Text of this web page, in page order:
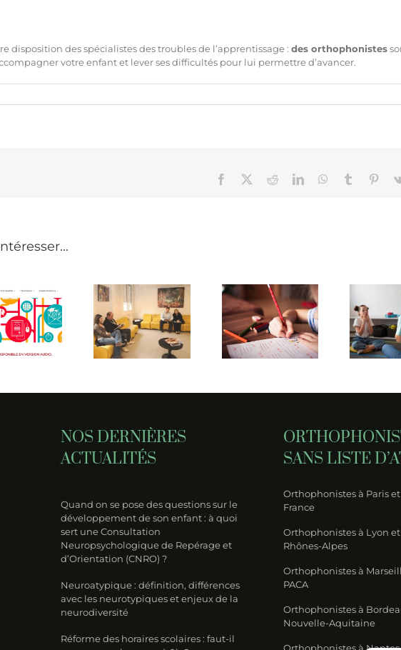
disposition des spécialistes des troubles de l’apprentissage : des orthophonistes
votre enfant et lever ses difficultés pour lui permettre d’avancer.
Facebook RedditLinkedInWhatsApp
Tumblr
l’« ortho » :
mode
d’emploi
pas s’y
la
différence
entre
dyslexie
sont les
objectifs
de
l’orthophoniste
NOS DERNIÈRES
ACTUALITÉS
Quand on se pose des questions sur le
développement de son enfant : à quoi
sert une Consultation
Neuropsychologique de Repérage et
d’Orientation (CNRO) ?
Neuroatypique : définition, différences
avec les neurotypiques et enjeux de la
neurodiversité
Réforme des horaires scolaires : faut-il
SANS LISTE
Orthophonistes à Paris
France
Orthophonistes à Lyon
Rhônes-Alpes
Orthophonistes à
PACA
Orthophonistes à
Nouvelle-Aquitaine